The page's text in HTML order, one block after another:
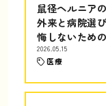
鼠径ヘルニア
外来と病院選
悔しないため
2026.05.15
医療